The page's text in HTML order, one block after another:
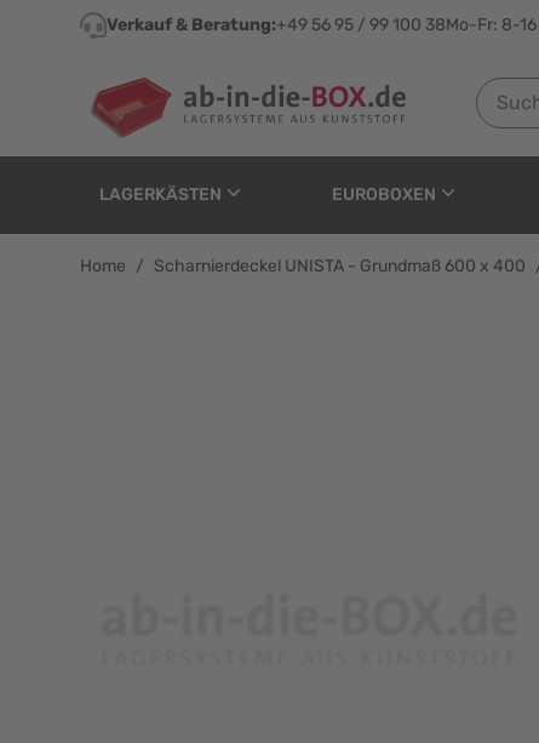
Direkt zum Inhalt
Verkauf & Beratung:+49 56 95 / 99 100 38Mo-Fr: 8-
Suchen
LAGERKÄSTEN EUROBOXEN
Home / Scharnierdeckel UNISTA - Grundmaß 600 x 400
Scharnierdeckel